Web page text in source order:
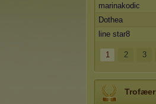
marinakodic
Dothea
line star8
1 2 3
Trofæer